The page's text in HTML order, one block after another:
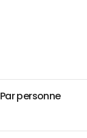
Par personne